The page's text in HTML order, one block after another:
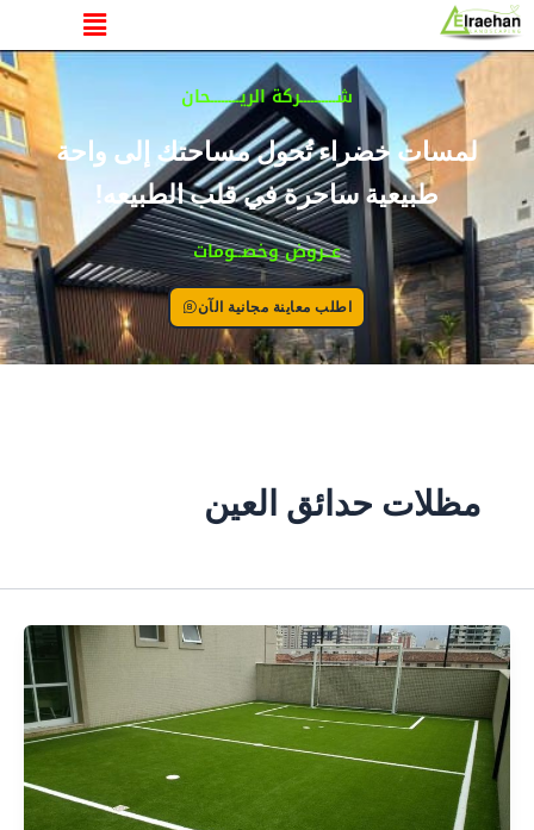
تخطي
إلى
المحتوى
القائمة
شــــــــــركة الريــــــــحان
لمسات خضراء تُحول مساحتك إلى واحة
طبيعية ساحرة في قلب الطبيعه!
عــروض وخصــومات
اطلب معاينة مجانية الآن
مظلات حدائق العين